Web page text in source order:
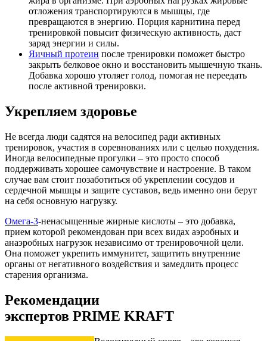
отложения транспортируются в мышцы, где
превращаются в энергию. Порция карнитина перед
тренировкой повысит физическую активность, даст
заряд энергии и силы.
Яичный протеин после тренировки поможет быстро
закрыть белковое окно и восстановить мышечную ткань.
Добавка хорошо утоляет голод, помогая не переедать
после активной тренировки.
Укрепляем здоровье
Не всегда люди садятся на велосипед ради активных
тренировок, участия в соревнованиях или с целью похудения.
Иногда велосипедные прогулки – это просто способ
поддерживать хорошее самочувствие и настроение. В таком
случае вам стоит позаботиться об укреплении сосудов и
сердечной мышцы и защите суставов, ведь именно они берут
на себя основную нагрузку.
Омега-3-ненасыщенные жирные кислоты – это добавка,
прием которой рекомендован при всех видах аэробных и
анаэробных нагрузок независимо от тренировочной цели.
Она поможет укрепить иммунитет, защитить внутренние
органы от негативного воздействия и замедлить процесс
старения организма.
Рекомендации
экспертов PRIME KRAFT